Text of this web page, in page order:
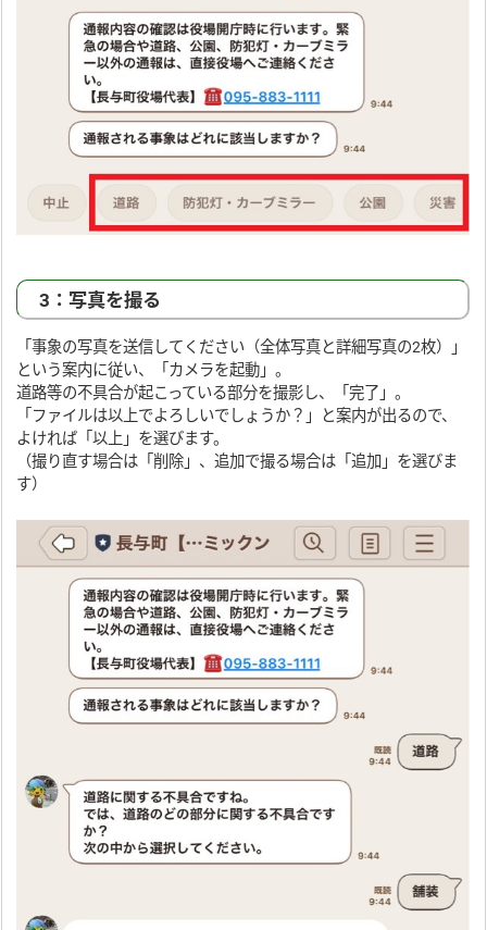
3：写真を撮る
「事象の写真を送信してください（全体写真と詳細写真の2枚）」
という案内に従い、「カメラを起動」。
道路等の不具合が起こっている部分を撮影し、「完了」。
「ファイルは以上でよろしいでしょうか？」と案内が出るので、
よければ「以上」を選びます。
（撮り直す場合は「削除」、追加で撮る場合は「追加」を選びま
す）